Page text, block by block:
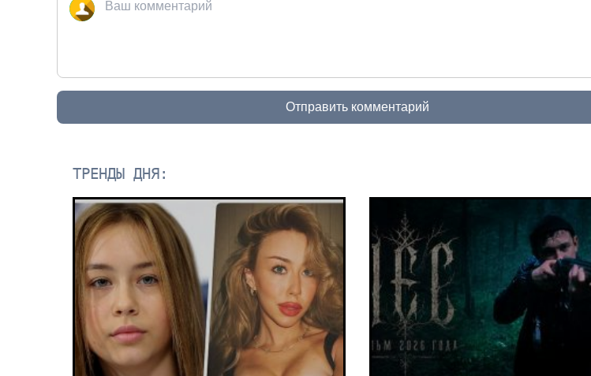
Отправить комментарий
ТРЕНДЫ ДНЯ: